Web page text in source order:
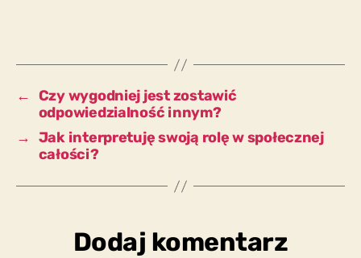
nikt
odpowiedzialny
czyny?
← Czy wygodniej jest zostawić
odpowiedzialność innym?
→ Jak interpretuję swoją rolę w społecznej
całości?
Dodaj komentarz